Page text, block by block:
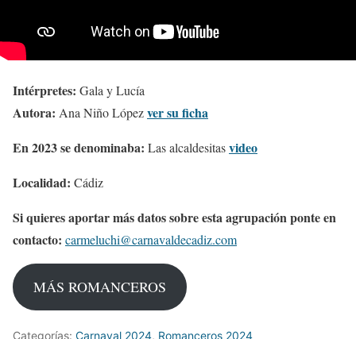
Intérpretes: Gala y Lucía
Autora: Ana Niño Lópezver su ficha
En 2023 se denominaba: Las alcaldesitasvideo
Localidad: Cádiz
Si quieres aportar más datos sobre esta agrupación ponte en
contacto: carmeluchi@carnavaldecadiz.com
MÁS ROMANCEROS
Categorías: Carnaval 2024, Romanceros 2024